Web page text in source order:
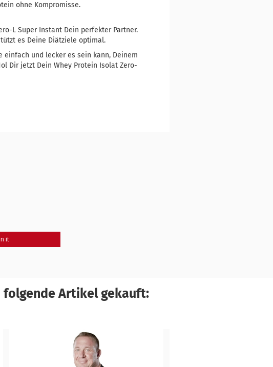
ohne Kompromisse.
L Super Instant Dein perfekter Partner.
es Deine Diätziele optimal.
einfach und lecker es sein kann, Deinem
Dir jetzt Dein Whey Protein Isolat Zero-
it
folgende Artikel gekauft: